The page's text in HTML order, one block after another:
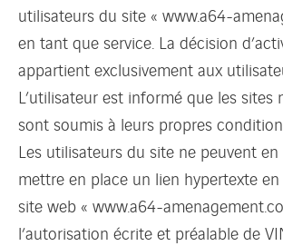
utilisateurs du site « www.a64-
en tant que service. La décision
appartient exclusivement aux
L’utilisateur est informé que les sites
sont soumis à leurs propres
Les utilisateurs du site ne peuvent
mettre en place un lien hypertexte
site web « www.a64-
l’autorisation écrite et préalable de